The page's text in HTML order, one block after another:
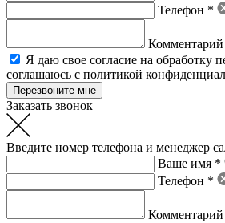
Телефон *
Комментарий
Я даю свое согласие на обработку
соглашаюсь с политикой
Заказать звонок
Введите номер телефона и менеджер
Ваше имя *
Телефон *
Комментарий